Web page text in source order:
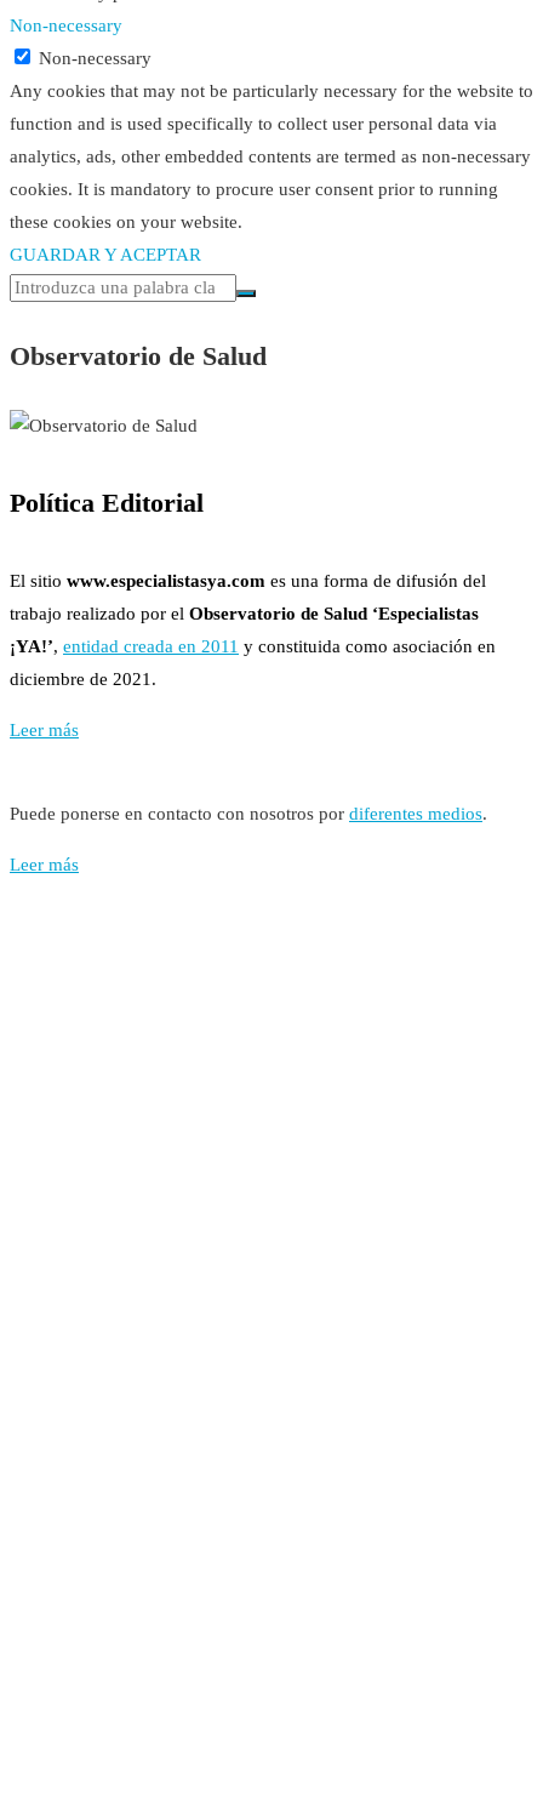
Non-necessary
Non-necessary
Any cookies that may not be particularly necessary for the website to
function and is used specifically to collect user personal data via
analytics, ads, other embedded contents are termed as non-necessary
cookies. It is mandatory to procure user consent prior to running
these cookies on your website.
GUARDAR Y ACEPTAR
Observatorio de Salud
Política Editorial
El sitio www.especialistasya.com es una forma de difusión del
trabajo realizado por el Observatorio de Salud ‘Especialistas
¡YA!’, entidad creada en 2011 y constituida como asociación en
diciembre de 2021.
Leer más
Puede ponerse en contacto con nosotros por diferentes medios.
Leer más